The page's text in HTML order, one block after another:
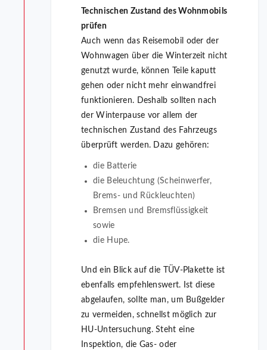
Technischen Zustand des Wohnmobils
prüfen
Auch wenn das Reisemobil oder der
Wohnwagen über die Winterzeit nicht
genutzt wurde, können Teile kaputt
gehen oder nicht mehr einwandfrei
funktionieren. Deshalb sollten nach
der Winterpause vor allem der
technischen Zustand des Fahrzeugs
überprüft werden. Dazu gehören:
die Batterie
die Beleuchtung (Scheinwerfer,
Brems- und Rückleuchten)
Bremsen und Bremsflüssigkeit
sowie
die Hupe.
Und ein Blick auf die TÜV-Plakette ist
ebenfalls empfehlenswert. Ist diese
abgelaufen, sollte man, um Bußgelder
zu vermeiden, schnellst möglich zur
HU-Untersuchung. Steht eine
Inspektion, die Gas- oder